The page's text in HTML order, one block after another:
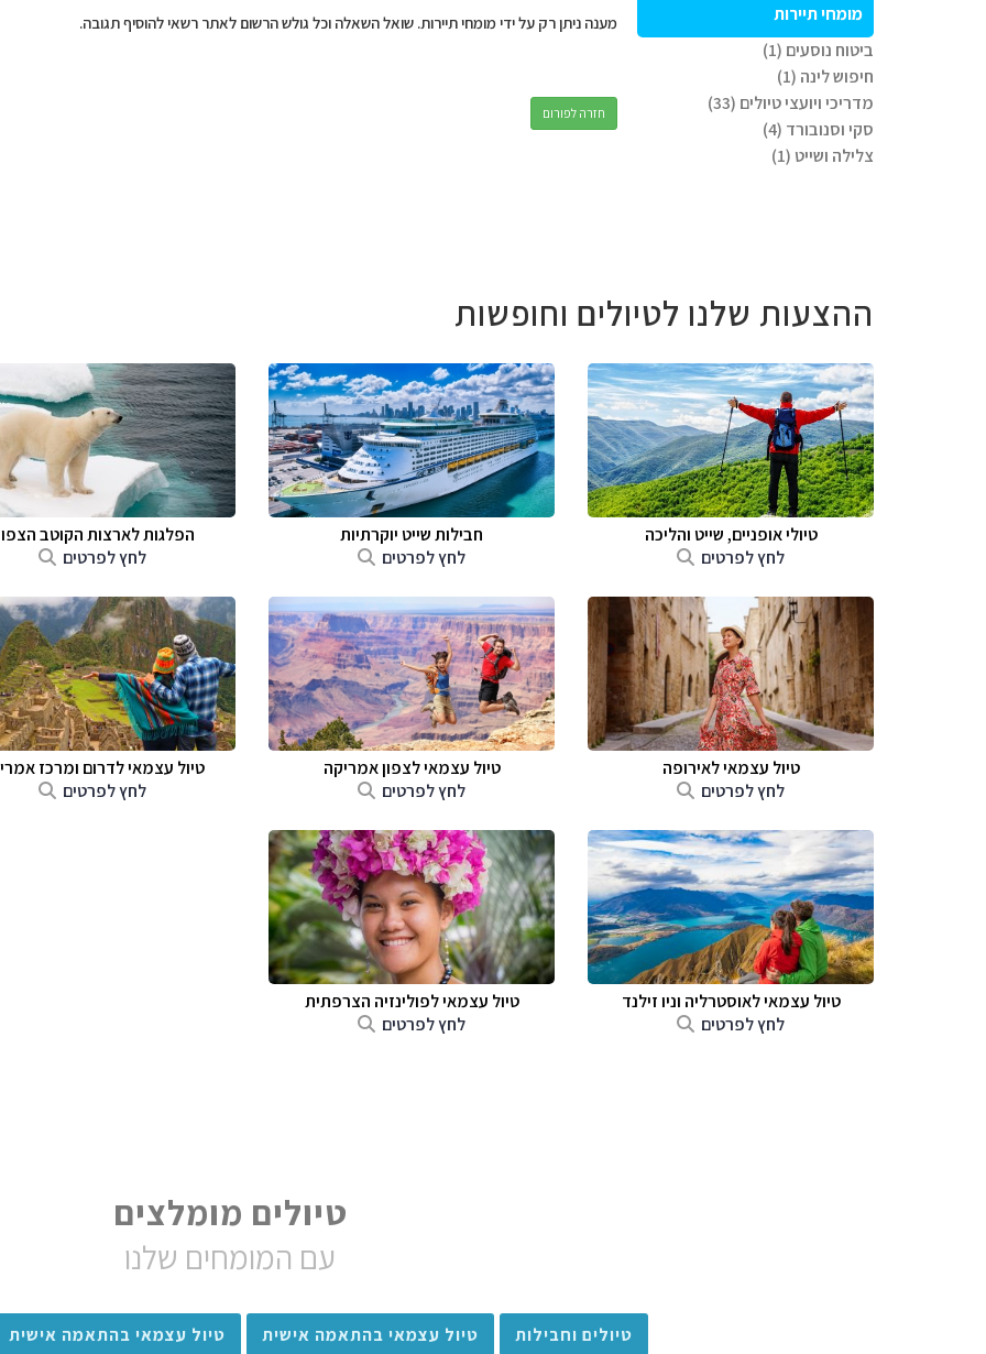
מומחי תיירות
ביטוח נוסעים (1)
חיפוש לינה (1)
מדריכי ויועצי טיולים (33)
סקי וסנובורד (4)
צלילה ושייט (1)
מענה ניתן רק על ידי מומחי תיירות. שואל השאלה וכל גולש הרשום לאתר רשאי להוסיף תגובה.
חזרה לפורום
ההצעות שלנו לטיולים וחופשות
טיולי אופניים, שייט והליכה
לחץ לפרטים
חבילות שייט יוקרתיות
לחץ לפרטים
הפלגות לארצות הקוטב
לחץ לפרטים
טיול עצמאי לאירופה
לחץ לפרטים
טיול עצמאי לצפון אמריקה
לחץ לפרטים
טיול עצמאי לדרום ומרכז
לחץ לפרטים
טיול עצמאי לאוסטרליה וניו זילנד
לחץ לפרטים
טיול עצמאי לפולינזיה הצרפתית
לחץ לפרטים
טיולים מומלצים
עם המומחים שלנו
טיולים וחבילות טיול עצמאי בהתאמה אישית טיול עצמאי בהתאמה אישית